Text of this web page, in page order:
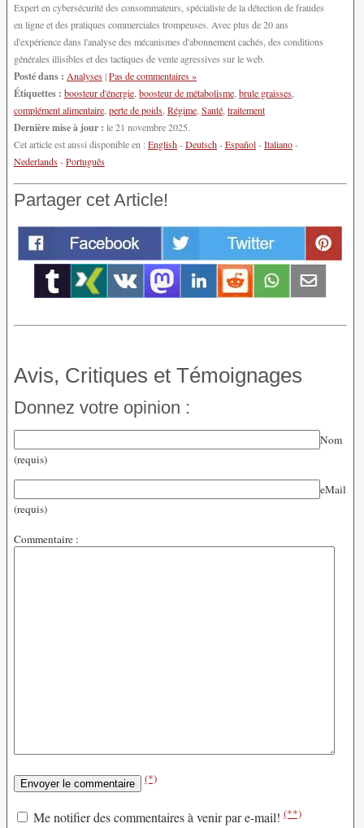
Expert en cybersécurité des consommateurs, spécialiste de la détection de fraudes
en ligne et des pratiques commerciales trompeuses. Avec plus de 20 ans
d'expérience dans l'analyse des mécanismes d'abonnement cachés, des conditions
générales illisibles et des tactiques de vente agressives sur le web.
Posté dans : Analyses|Pas de commentaires »
Étiquettes : boosteur d'énergie boosteur de métabolisme brule graisses
complément alimentaire perte de poids Régime Santé traitement
Dernière mise à jour : le 21 novembre 2025.
Cet article est aussi disponible en :English-Deutsch-Español-Italiano-
Nederlands-Português
Partager cet Article!
Avis, Critiques et Témoignages
Donnez votre opinion :
Nom
(requis)
eMail
(requis)
Commentaire :
(*)
Me notifier des commentaires à venir par e-mail! (**)